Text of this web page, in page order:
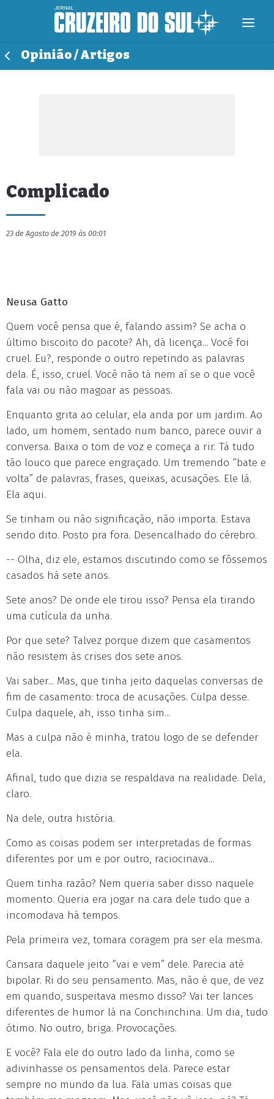
Opinião / Artigos
Complicado
23 de Agosto de 2019 às 00:01
Neusa Gatto
Quem você pensa que é, falando assim? Se acha o
último biscoito do pacote? Ah, dá licença... Você foi
cruel. Eu?, responde o outro repetindo as palavras
dela. É, isso, cruel. Você não tá nem aí se o que você
fala vai ou não magoar as pessoas.
Enquanto grita ao celular, ela anda por um jardim. Ao
lado, um homem, sentado num banco, parece ouvir a
conversa. Baixa o tom de voz e começa a rir. Tá tudo
tão louco que parece engraçado. Um tremendo “bate e
volta” de palavras, frases, queixas, acusações. Ele lá.
Ela aqui.
Se tinham ou não significação, não importa. Estava
sendo dito. Posto pra fora. Desencalhado do cérebro.
-- Olha, diz ele, estamos discutindo como se fôssemos
casados há sete anos.
Sete anos? De onde ele tirou isso? Pensa ela tirando
uma cutícula da unha.
Por que sete? Talvez porque dizem que casamentos
não resistem às crises dos sete anos.
Vai saber... Mas, que tinha jeito daquelas conversas de
fim de casamento: troca de acusações. Culpa desse.
Culpa daquele, ah, isso tinha sim...
Mas a culpa não é minha, tratou logo de se defender
ela.
Afinal, tudo que dizia se respaldava na realidade. Dela,
claro.
Na dele, outra história.
Como as coisas podem ser interpretadas de formas
diferentes por um e por outro, raciocinava...
Quem tinha razão? Nem queria saber disso naquele
momento. Queria era jogar na cara dele tudo que a
incomodava há tempos.
Pela primeira vez, tomara coragem pra ser ela mesma.
Cansara daquele jeito “vai e vem” dele. Parecia até
bipolar. Ri do seu pensamento. Mas, não é que, de vez
em quando, suspeitava mesmo disso? Vai ter lances
diferentes de humor lá na Conchinchina. Um dia, tudo
ótimo. No outro, briga. Provocações.
E você? Fala ele do outro lado da linha, como se
adivinhasse os pensamentos dela. Parece estar
sempre no mundo da lua. Fala umas coisas que